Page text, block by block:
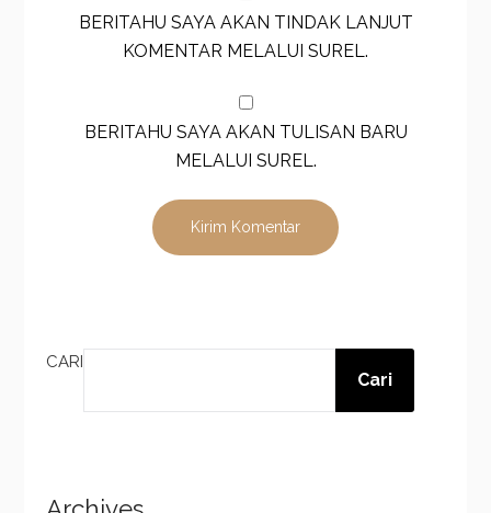
BERITAHU SAYA AKAN TINDAK LANJUT
KOMENTAR MELALUI SUREL.
BERITAHU SAYA AKAN TULISAN BARU
MELALUI SUREL.
CARI
Cari